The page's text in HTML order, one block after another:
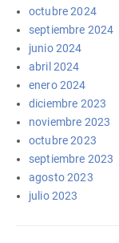
octubre 2024
septiembre 2024
junio 2024
abril 2024
enero 2024
diciembre 2023
noviembre 2023
octubre 2023
septiembre 2023
agosto 2023
julio 2023